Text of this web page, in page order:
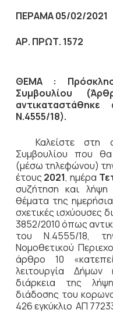
ΠΕΡΑΜΑ 05/02/2021
ΑΡ. ΠΡΩΤ. 1572
ΘΕΜΑ :
Συμβουλίου
Ν.4555/18).
Καλείστε στη
Συμβουλίου που θα
(μέσω τηλεφώνου)
έτους 2021, ημέρα
συζήτηση και
θέματα της
σχετικές ισχύουσες
3852/2010 όπως
του Ν.4555/18,
Νομοθετικού
άρθρο 10
λειτουργία
διάρκεια της
διάδοσης του
426 εγκύκλιο ΑΠ